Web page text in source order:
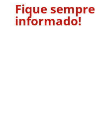
Fique
informado!